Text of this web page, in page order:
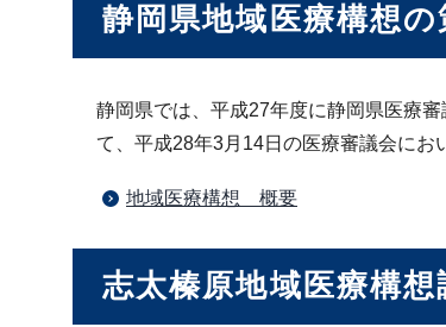
静岡県地域医療構想
静岡県では、平成27年度に静岡県医療
て、平成28年3月14日の医療審議会にお
地域医療構想 概要
志太榛原地域医療構